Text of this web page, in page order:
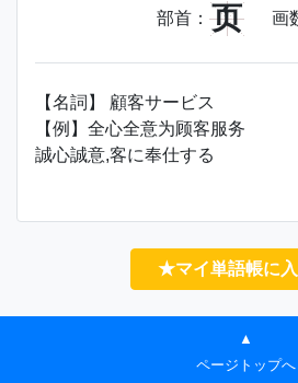
部首： 页 画
【名詞】 顧客サービス
【例】全心全意为顾客服务
誠心誠意,客に奉仕する
★マイ単語帳に
▲
ページトップへ